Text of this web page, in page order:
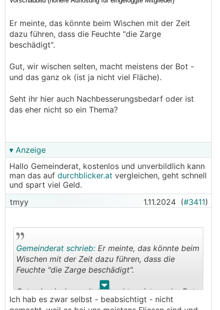
Er meinte, das könnte beim Wischen mit der Zeit
dazu führen, dass die Feuchte "die Zarge
beschädigt".
Gut, wir wischen selten, macht meistens der Bot -
und das ganz ok (ist ja nicht viel Fläche).
Seht ihr hier auch Nachbesserungsbedarf oder ist
das eher nicht so ein Thema?
▾ Anzeige
Hallo Gemeinderat, kostenlos und unverbildlich kann
man das auf durchblicker.at vergleichen, geht schnell
und spart viel Geld.
tmyy
1.11.2024 (#3411)
. .
Gemeinderat schrieb: Er meinte, das könnte beim
Wischen mit der Zeit dazu führen, dass die
Feuchte "die Zarge beschädigt".
Gut, wir wischen selten, macht meistens der Bot
- und das ganz ok (ist ja nicht viel Fläche).
Ich hab es zwar selbst - beabsichtigt - nicht